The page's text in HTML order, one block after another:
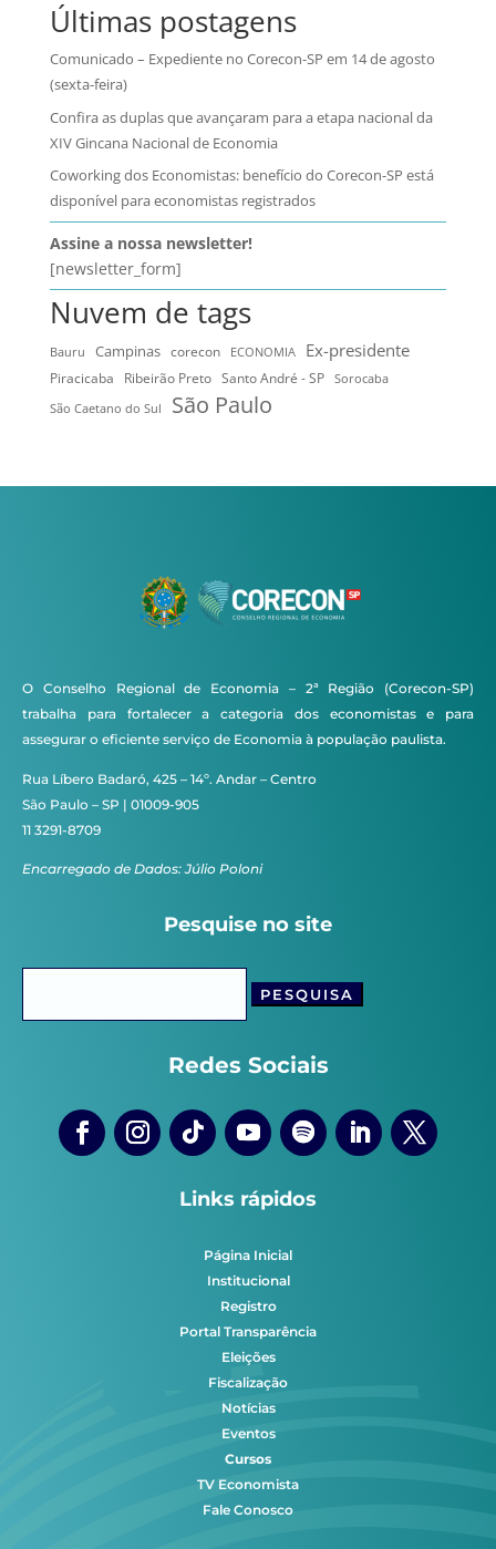
Últimas postagens
Comunicado – Expediente no Corecon-SP em 14 de agosto
(sexta-feira)
Confira as duplas que avançaram para a etapa nacional da
XIV Gincana Nacional de Economia
Coworking dos Economistas: benefício do Corecon-SP está
disponível para economistas registrados
Assine a nossa newsletter!
[newsletter_form]
Nuvem de tags
Bauru Campinas corecon ECONOMIA Ex-presidente
Piracicaba Ribeirão Preto Santo André - SP
Sorocaba
São Caetano do Sul
São Paulo
O Conselho Regional de Economia – 2ª Região (Corecon-SP)
trabalha para fortalecer a categoria dos economistas e para
assegurar o eficiente serviço de Economia à população paulista.
Rua Líbero Badaró, 425 – 14º. Andar – Centro
São Paulo – SP | 01009-905
11 3291-8709
Encarregado de Dados: Júlio Poloni
Pesquise no site
Redes Sociais
Links rápidos
Página Inicial
Institucional
Registro
Portal Transparência
Eleições
Fiscalização
Notícias
Eventos
Cursos
TV Economista
Fale Conosco